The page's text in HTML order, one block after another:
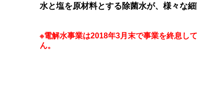
水と塩を原材料とする除菌水が、様々な
※電解水事業は2018年3月末で事業を終息し
ん。